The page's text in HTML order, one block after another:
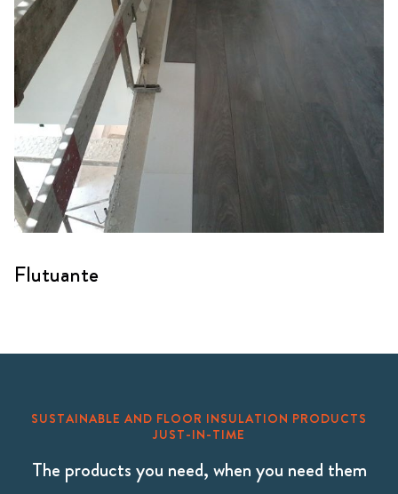
Flutuante
SUSTAINABLE AND FLOOR INSULATION PRODUCTS
JUST-IN-TIME
The products you need, when you need them